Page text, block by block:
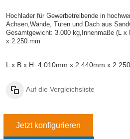
Hochlader für Gewerbetreibende in
Achsen,Wände, Türen und Dach aus
Gesamtgewicht: 3.000 kg, Innenmaße (L x
x 2.250 mm
L x B x H: 4.010mm x 2.440mm x
Auf die Vergleichsliste
Jetzt konfigurieren